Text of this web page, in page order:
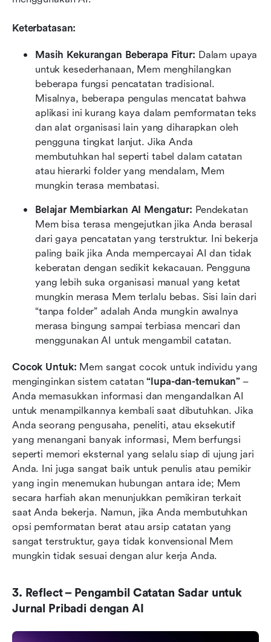
Keterbatasan:
Masih Kekurangan Beberapa Fitur: Dalam upaya
untuk kesederhanaan, Mem menghilangkan
beberapa fungsi pencatatan tradisional.
Misalnya, beberapa pengulas mencatat bahwa
aplikasi ini kurang kaya dalam pemformatan teks
dan alat organisasi lain yang diharapkan oleh
pengguna tingkat lanjut. Jika Anda
membutuhkan hal seperti tabel dalam catatan
atau hierarki folder yang mendalam, Mem
mungkin terasa membatasi.
Belajar Membiarkan AI Mengatur: Pendekatan
Mem bisa terasa mengejutkan jika Anda berasal
dari gaya pencatatan yang terstruktur. Ini bekerja
paling baik jika Anda mempercayai AI dan tidak
keberatan dengan sedikit kekacauan. Pengguna
yang lebih suka organisasi manual yang ketat
mungkin merasa Mem terlalu bebas. Sisi lain dari
“tanpa folder” adalah Anda mungkin awalnya
merasa bingung sampai terbiasa mencari dan
menggunakan AI untuk mengambil catatan.
Cocok Untuk: Mem sangat cocok untuk individu yang
menginginkan sistem catatan “lupa-dan-temukan” –
Anda memasukkan informasi dan mengandalkan AI
untuk menampilkannya kembali saat dibutuhkan. Jika
Anda seorang pengusaha, peneliti, atau eksekutif
yang menangani banyak informasi, Mem berfungsi
seperti memori eksternal yang selalu siap di ujung jari
Anda. Ini juga sangat baik untuk penulis atau pemikir
yang ingin menemukan hubungan antara ide; Mem
secara harfiah akan menunjukkan pemikiran terkait
saat Anda bekerja. Namun, jika Anda membutuhkan
opsi pemformatan berat atau arsip catatan yang
sangat terstruktur, gaya tidak konvensional Mem
mungkin tidak sesuai dengan alur kerja Anda.
3. Reflect – Pengambil Catatan Sadar untuk
Jurnal Pribadi dengan AI